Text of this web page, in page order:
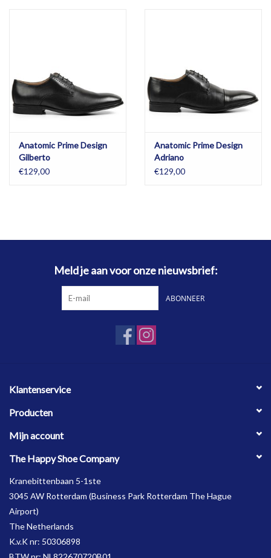
Anatomic Prime Design
Gilberto
€129,00
Anatomic Prime Design
Adriano
€129,00
Meld je aan voor onze nieuwsbrief:
ABONNEER
Klantenservice
Producten
Mijn account
The Happy Shoe Company
Kranebittenbaan 5-1ste
3045 AW Rotterdam (Business Park Rotterdam The Hague
Airport)
The Netherlands
K.v.K nr: 50306898